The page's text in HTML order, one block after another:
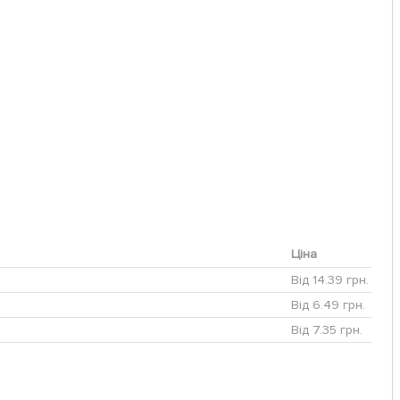
Ціна
Від 14.39 грн.
Від 6.49 грн.
Від 7.35 грн.